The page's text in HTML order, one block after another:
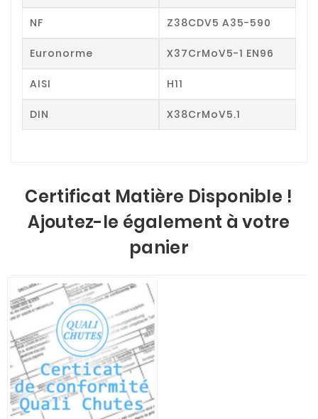
NF Z38CDV5 A35-590
Euronorme X37CrMoV5-1 EN96
AISI H11
DIN X38CrMoV5.1
Certificat Matière Disponible !
Ajoutez-le également à votre
panier